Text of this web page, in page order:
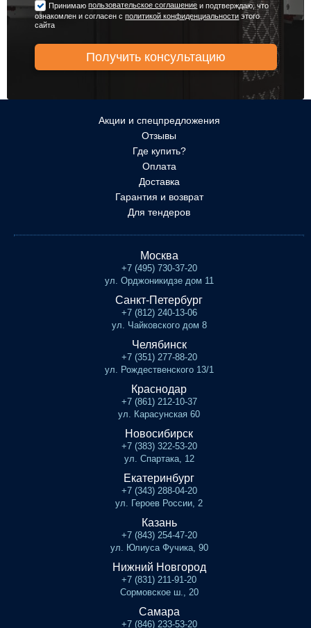
Принимаюпользовательское соглашение и подтверждаю, что
ознакомлен и согласен сполитикой конфиденциальности этого
сайта
Акции и спецпредложения
Отзывы
Где купить?
Оплата
Доставка
Гарантия и возврат
Для тендеров
Москва
+7 (495) 730-37-20
ул. Орджоникидзе дом 11
Санкт-Петербург
+7 (812) 240-13-06
ул. Чайковского дом 8
Челябинск
+7 (351) 277-88-20
ул. Рождественского 13/1
Краснодар
+7 (861) 212-10-37
ул. Карасунская 60
Новосибирск
+7 (383) 322-53-20
ул. Спартака, 12
Екатеринбург
+7 (343) 288-04-20
ул. Героев России, 2
Казань
+7 (843) 254-47-20
ул. Юлиуса Фучика, 90
Нижний Новгород
+7 (831) 211-91-20
Сормовское ш., 20
Самара
+7 (846) 233-53-20